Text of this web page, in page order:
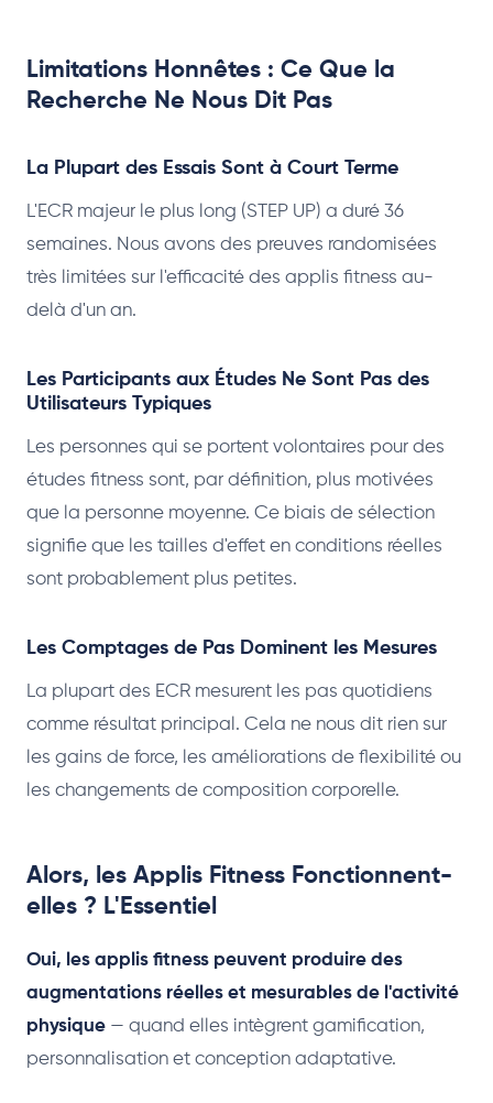
Limitations Honnêtes : Ce Que la
Recherche Ne Nous Dit Pas
La Plupart des Essais Sont à Court Terme
L'ECR majeur le plus long (STEP UP) a duré 36
semaines. Nous avons des preuves randomisées
très limitées sur l'efficacité des applis fitness au-
delà d'un an.
Les Participants aux Études Ne Sont Pas des
Utilisateurs Typiques
Les personnes qui se portent volontaires pour des
études fitness sont, par définition, plus motivées
que la personne moyenne. Ce biais de sélection
signifie que les tailles d'effet en conditions réelles
sont probablement plus petites.
Les Comptages de Pas Dominent les Mesures
La plupart des ECR mesurent les pas quotidiens
comme résultat principal. Cela ne nous dit rien sur
les gains de force, les améliorations de flexibilité ou
les changements de composition corporelle.
Alors, les Applis Fitness Fonctionnent-
elles ? L'Essentiel
Oui, les applis fitness peuvent produire des
augmentations réelles et mesurables de l'activité
physique — quand elles intègrent gamification,
personnalisation et conception adaptative.